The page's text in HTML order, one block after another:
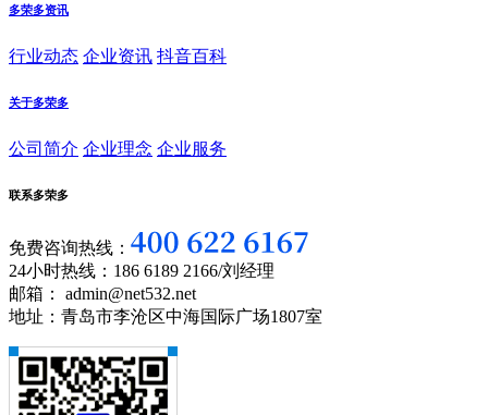
多荣多资讯
行业动态 企业资讯 抖音百科
关于多荣多
公司简介 企业理念 企业服务
联系多荣多
免费咨询热线：
24小时热线：186 6189 2166/刘经理
邮箱： admin@net532.net
地址：青岛市李沧区中海国际广场1807室